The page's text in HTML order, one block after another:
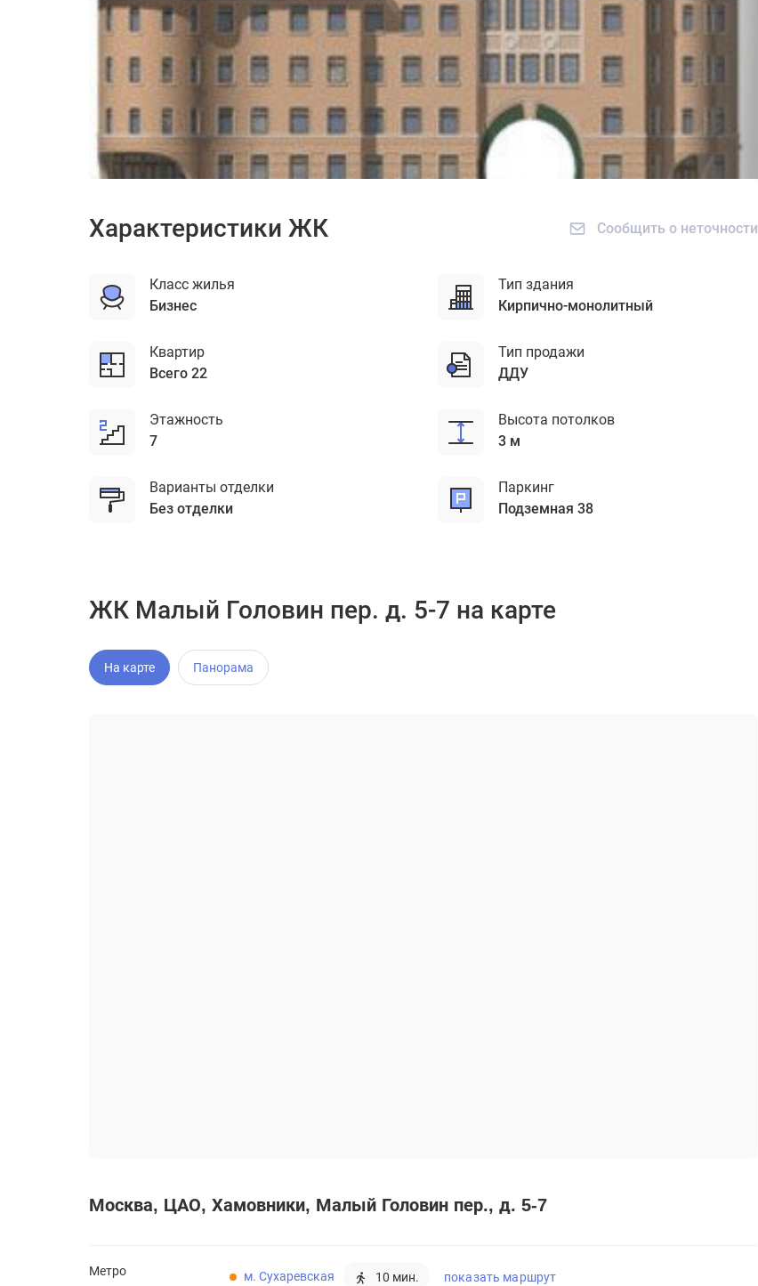
Характеристики ЖК Сообщить о неточности
Класс жилья
бизнес
Тип здания
кирпично-монолитный
Квартир
Всего 22
Тип продажи
ДДУ
Этажность
7
Высота потолков
3 м
Варианты отделки
без отделки
Паркинг
подземная 38
ЖК Малый Головин пер. д. 5-7 на карте
На карте Панорама
Москва ЦАО Хамовники Малый Головин пер., д. 5-7
Метро м. Сухаревская 10 мин. показать маршрут